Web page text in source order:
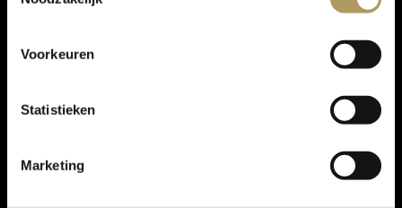
Voorkeuren
Statistieken
Marketing